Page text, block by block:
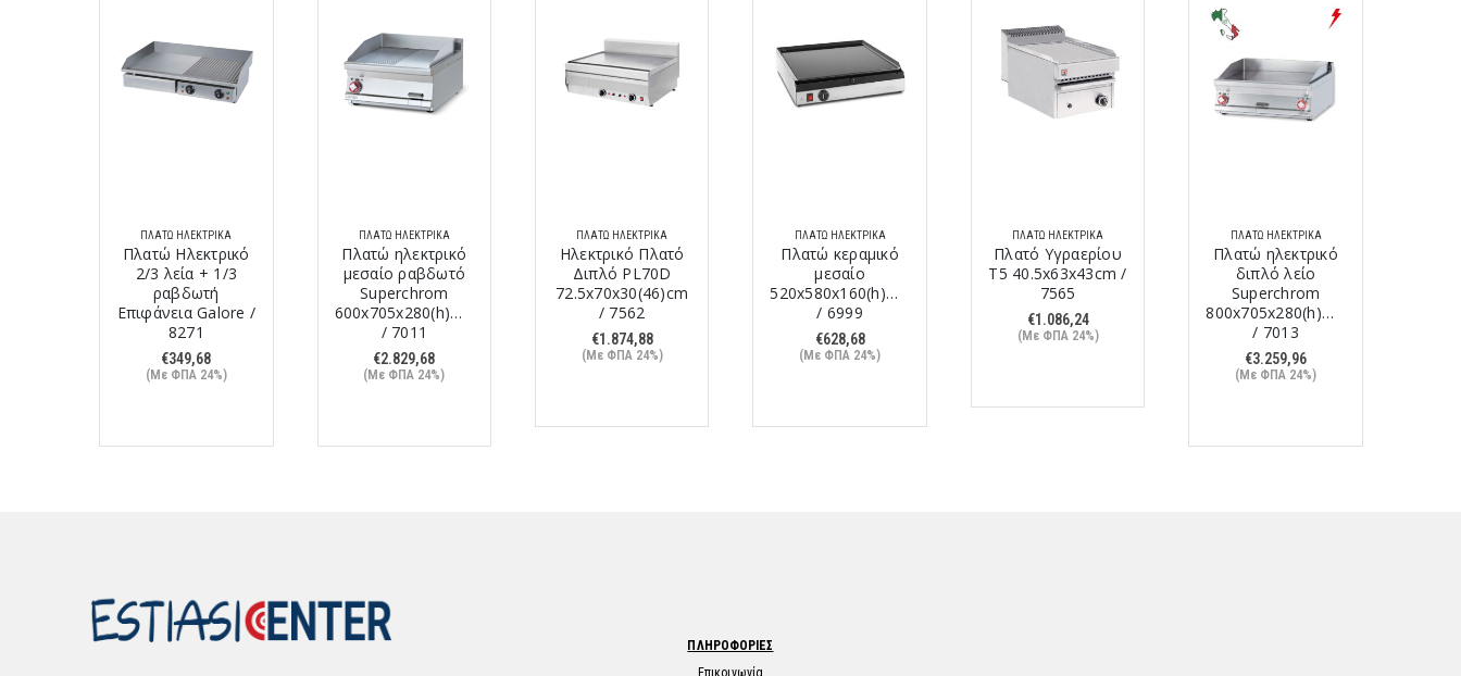
ΠΛΑΤΏ ΗΛΕΚΤΡΙΚΆ
Πλατώ Ηλεκτρικό
2/3 λεία + 1/3
ραβδωτή
Επιφάνεια Galore /
8271
€349,68
(Με ΦΠΑ 24%)
ΠΛΑΤΏ ΗΛΕΚΤΡΙΚΆ
Πλατώ ηλεκτρικό
μεσαίο ραβδωτό
Superchrom
600x705x280(h)mm
/ 7011
€2.829,68
(Με ΦΠΑ 24%)
ΠΛΑΤΏ ΗΛΕΚΤΡΙΚΆ
Ηλεκτρικό Πλατό
Διπλό PL70D
72.5x70x30(46)cm
/ 7562
€1.874,88
(Με ΦΠΑ 24%)
ΠΛΑΤΏ ΗΛΕΚΤΡΙΚΆ
Πλατώ κεραμικό
μεσαίο
520x580x160(h)mm
/ 6999
€628,68
(Με ΦΠΑ 24%)
ΠΛΑΤΏ ΗΛΕΚΤΡΙΚΆ
Πλατό Υγραερίου
T5 40.5x63x43cm /
7565
€1.086,24
(Με ΦΠΑ 24%)
ΠΛΑΤΏ ΗΛΕΚΤΡΙΚΆ
Πλατώ ηλεκτρικό
διπλό λείο
Superchrom
800x705x280(h)mm
/ 7013
€3.259,96
(Με ΦΠΑ 24%)
ΠΛΗΡΟΦΟΡΙΕΣ
Επικοινωνία